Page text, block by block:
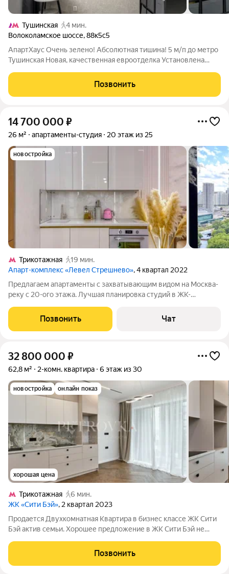
Тушинская
4 мин.
Волоколамское шоссе,88к5с5
АпартХаус Очень зелено! Абсолютная тишина! 5 м/п до метро
Тушинская Новая, качественная евроотделка Установлена
Много света, большие оконные проемы Все окна в тихий,
благоустроенный двор Дом утопает в
Позвонить
14 700 000 ₽
26 м² апартаменты-студия 20 этаж из 25
новостройка
Трикотажная
19 мин.
Апарт-комплекс «Левел Стрешнево», 4 квартал 2022
Предлагаем апартаменты с захватывающим видом на Москва-
реку с 20-ого этажа. Лучшая планировка студий в ЖК-
полукруглое окно. ЖК бизнес-класса Апартаментный
комплекс Level Стрешнево: огороженная
Позвонить Чат
32 800 000 ₽
62,8 м² 2-комн. квартира 6 этаж из 30
новостройка онлайн показ
хорошая цена
Трикотажная
6 мин.
ЖК «Сити Бэй», 2 квартал 2023
Продается Двухкомнатная Квартира в бизнес классе ЖК Сити
Бэй актив семьи. Хорошее предложение в ЖК Сити Бэй не
это полностью реализованный
Позвонить